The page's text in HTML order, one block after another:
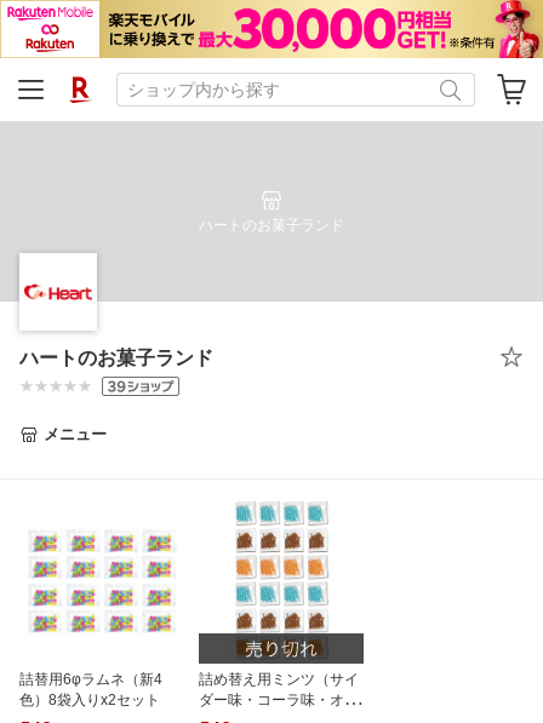
ハートのお菓子ランド
ハートのお菓子ランド
メニュー
詰替用6φラムネ（新4
色）8袋入りx2セット
詰め替え用ミンツ（サイ
ダー味・コーラ味・オレ